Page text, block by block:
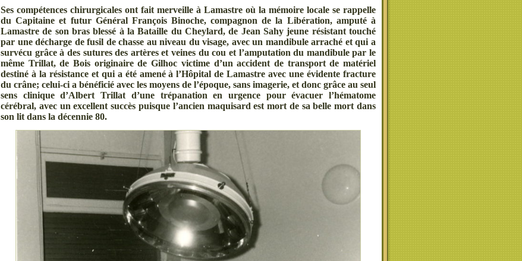
Ses compétences chirurgicales ont fait merveille à Lamastre où la mémoire locale se rappelle
du Capitaine et futur Général François Binoche, compagnon de la Libération, amputé à
Lamastre de son bras blessé à la Bataille du Cheylard, de Jean Sahy jeune résistant touché
par une décharge de fusil de chasse au niveau du visage, avec un mandibule arraché et qui a
survécu grâce à des sutures des artères et veines du cou et l’amputation du mandibule par le
même Trillat, de Bois originaire de Gilhoc victime d’un accident de transport de matériel
destiné à la résistance et qui a été amené à l’Hôpital de Lamastre avec une évidente fracture
du crâne; celui-ci a bénéficié avec les moyens de l’époque, sans imagerie, et donc grâce au seul
sens clinique d’Albert Trillat d’une trépanation en urgence pour évacuer l’hématome
cérébral, avec un excellent succès puisque l’ancien maquisard est mort de sa belle mort dans
son lit dans la décennie 80.